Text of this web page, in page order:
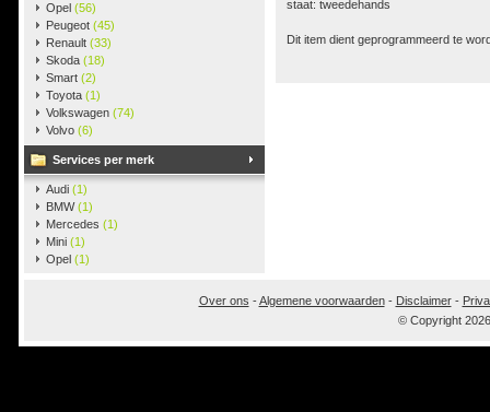
Opel (56)
Peugeot (45)
Renault (33)
Skoda (18)
Smart (2)
Toyota (1)
Volkswagen (74)
Volvo (6)
Services per merk
Audi (1)
BMW(1)
Mercedes (1)
Mini (1)
Opel (1)
staat: tweedehands
Dit item dient geprogrammeerd te
Over ons -Algemene voorwaarden- Disclaimer-
© Copyright